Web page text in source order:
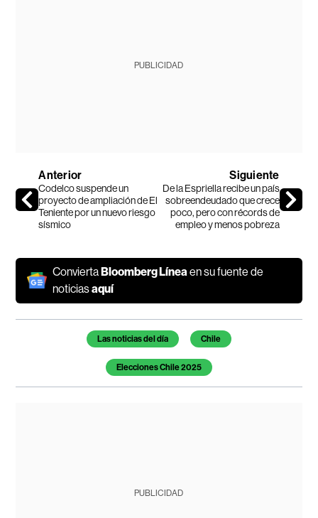
PUBLICIDAD
Anterior
Codelco suspende un
proyecto de ampliación de El
Teniente por un nuevo riesgo
sísmico
Siguiente
De la Espriella recibe un país
sobreendeudado que crece
poco, pero con récords de
empleo y menos pobreza
ConviertaBloomberg Línea en su fuente de
noticiasaquí
Temas de este artículo
Las noticias del día Chile
Elecciones Chile 2025
PUBLICIDAD